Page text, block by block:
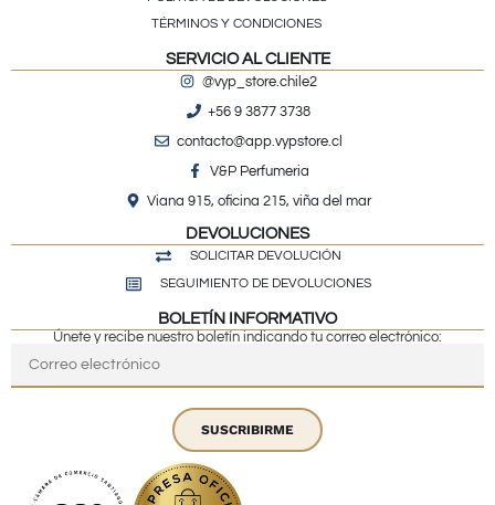
TÉRMINOS Y CONDICIONES
SERVICIO AL CLIENTE
@vyp_store.chile2
+56 9 3877 3738
contacto@app.vypstore.cl
V&P Perfumeria
Viana 915, oficina 215, viña del mar
DEVOLUCIONES
SOLICITAR DEVOLUCIÓN
SEGUIMIENTO DE DEVOLUCIONES
BOLETÍN INFORMATIVO
Únete y recibe nuestro boletín indicando tu correo electrónico:
SUSCRIBIRME